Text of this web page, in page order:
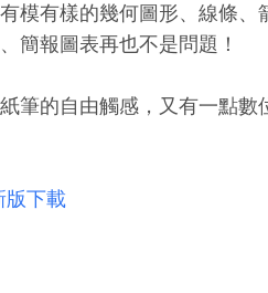
模有樣的幾何圖形、線條、
簡報圖表再也不是問題！
筆的自由觸感，又有一點數
版下載